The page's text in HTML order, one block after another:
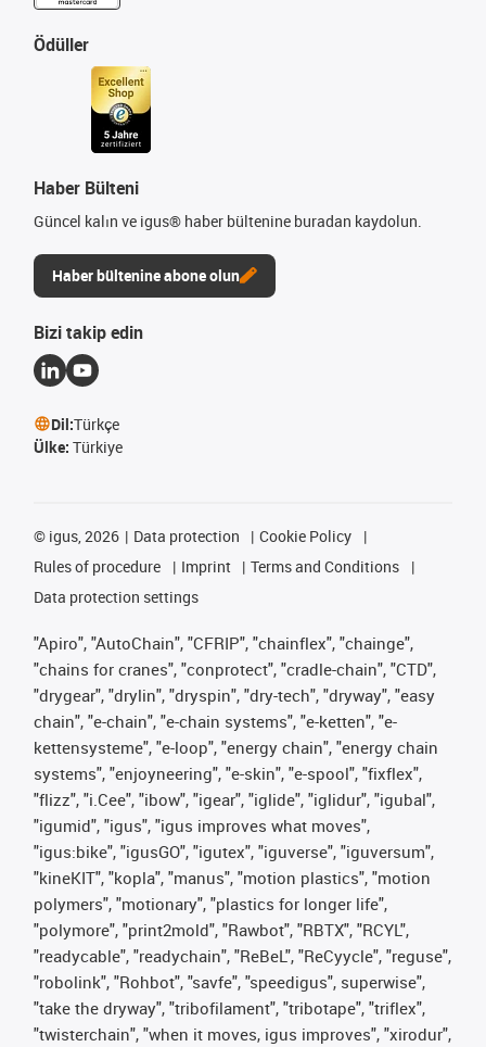
Ödüller
Haber Bülteni
Güncel kalın ve igus® haber bültenine buradan kaydolun.
Haber bültenine abone olun
Bizi takip edin
Dil:Türkçe
Ülke: Türkiye
© igus, 2026 Data protection
Cookie Policy
Rules of procedure
Imprint
Terms and Conditions
Data protection settings
"Apiro", "AutoChain", "CFRIP", "chainflex", "chainge",
"chains for cranes", "conprotect", "cradle-chain", "CTD",
"drygear", "drylin", "dryspin", "dry-tech", "dryway", "easy
chain", "e-chain", "e-chain systems", "e-ketten", "e-
kettensysteme", "e-loop", "energy chain", "energy chain
systems", "enjoyneering", "e-skin", "e-spool", "fixflex",
"flizz", "i.Cee", "ibow", "igear", "iglide", "iglidur", "igubal",
"igumid", "igus", "igus improves what moves",
"igus:bike", "igusGO", "igutex", "iguverse", "iguversum",
"kineKIT", "kopla", "manus", "motion plastics", "motion
polymers", "motionary", "plastics for longer life",
"polymore", "print2mold", "Rawbot", "RBTX", "RCYL",
"readycable", "readychain", "ReBeL", "ReCyycle", "reguse",
"robolink", "Rohbot", "savfe", "speedigus", superwise",
"take the dryway", "tribofilament", "tribotape", "triflex",
"twisterchain", "when it moves, igus improves", "xirodur",